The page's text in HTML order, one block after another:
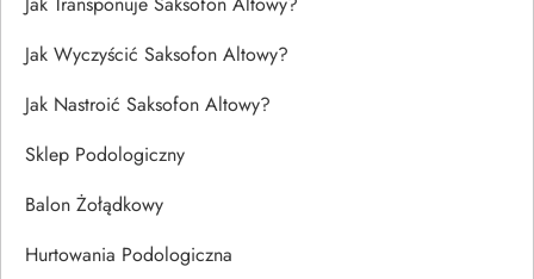
Jak Wyczyścić Saksofon Altowy?
Jak Nastroić Saksofon Altowy?
Sklep Podologiczny
Balon Żołądkowy
Hurtowania Podologiczna